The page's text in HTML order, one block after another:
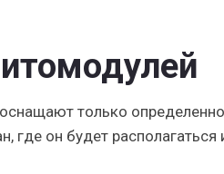
только
где он будет располагаться